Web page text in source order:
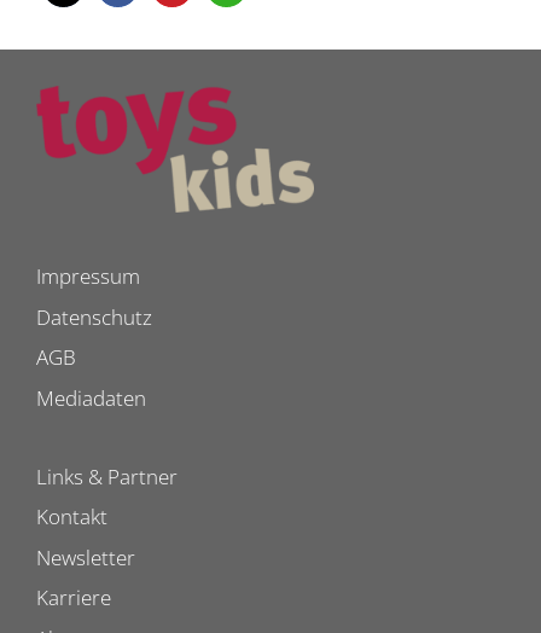
Impressum
Datenschutz
AGB
Mediadaten
Links & Partner
Kontakt
Newsletter
Karriere